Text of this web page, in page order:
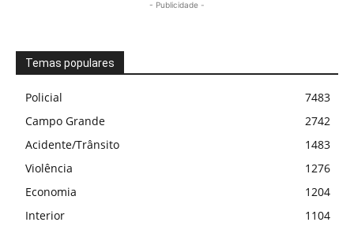
- Publicidade -
Temas populares
Policial
7483
Campo Grande
2742
Acidente/Trânsito
1483
Violência
1276
Economia
1204
Interior
1104